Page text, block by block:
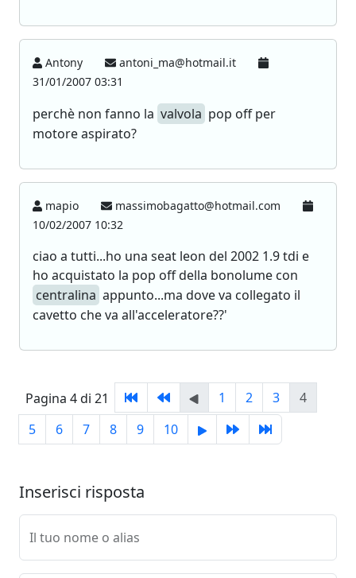
Antony
antoni_ma@hotmail.it
31/01/2007 03:31
perchè non fanno la valvola pop off per
motore aspirato?
mapio
massimobagatto@hotmail.com
10/02/2007 10:32
ciao a tutti...ho una seat leon del 2002 1.9 tdi e
ho acquistato la pop off della bonolume con
centralina appunto...ma dove va collegato il
cavetto che va all'acceleratore??'
Pagina 4 di 21 1 2 3
4
5
6 7 8 9 10
Inserisci risposta
Il tuo nome o alias